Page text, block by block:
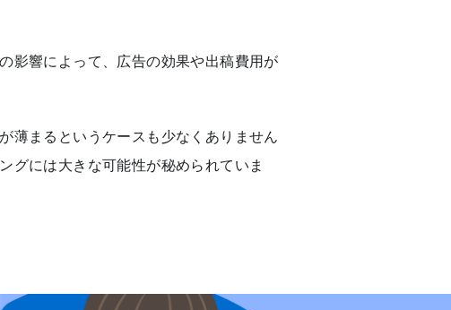
影響によって、広告の効果や出稿費用が
薄まるというケースも少なくありません
グには大きな可能性が秘められていま